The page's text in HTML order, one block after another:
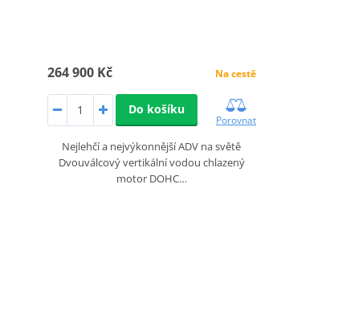
264 900 Kč Na cestě
Do košíku
Porovnat
Nejlehčí a nejvýkonnější ADV na světě
Dvouválcový vertikální vodou chlazený
motor DOHC…